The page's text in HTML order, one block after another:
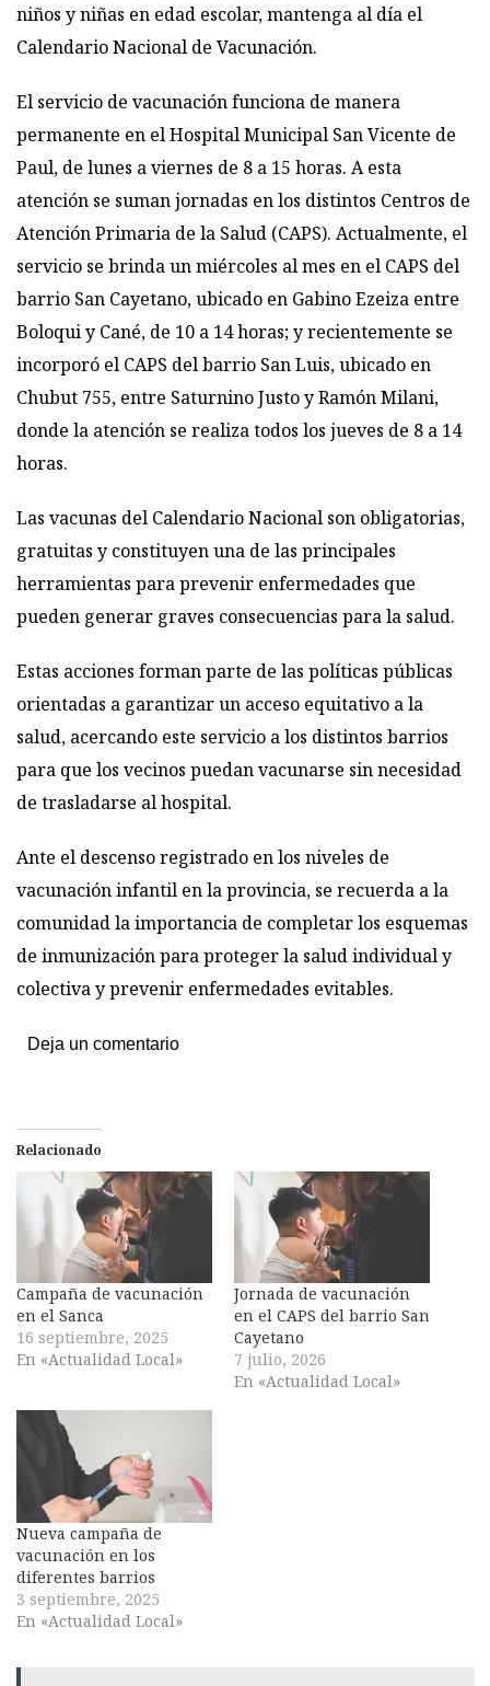
niños y niñas en edad escolar, mantenga al día el
Calendario Nacional de Vacunación.
El servicio de vacunación funciona de manera
permanente en el Hospital Municipal San Vicente de
Paul, de lunes a viernes de 8 a 15 horas. A esta
atención se suman jornadas en los distintos Centros de
Atención Primaria de la Salud (CAPS). Actualmente, el
servicio se brinda un miércoles al mes en el CAPS del
barrio San Cayetano, ubicado en Gabino Ezeiza entre
Boloqui y Cané, de 10 a 14 horas; y recientemente se
incorporó el CAPS del barrio San Luis, ubicado en
Chubut 755, entre Saturnino Justo y Ramón Milani,
donde la atención se realiza todos los jueves de 8 a 14
horas.
Las vacunas del Calendario Nacional son obligatorias,
gratuitas y constituyen una de las principales
herramientas para prevenir enfermedades que
pueden generar graves consecuencias para la salud.
Estas acciones forman parte de las políticas públicas
orientadas a garantizar un acceso equitativo a la
salud, acercando este servicio a los distintos barrios
para que los vecinos puedan vacunarse sin necesidad
de trasladarse al hospital.
Ante el descenso registrado en los niveles de
vacunación infantil en la provincia, se recuerda a la
comunidad la importancia de completar los esquemas
de inmunización para proteger la salud individual y
colectiva y prevenir enfermedades evitables.
Deja un comentario
Relacionado
Campaña de vacunación
en el Sanca
16 septiembre, 2025
En «Actualidad Local»
Jornada de vacunación
en el CAPS del barrio San
Cayetano
7 julio, 2026
En «Actualidad Local»
Nueva campaña de
vacunación en los
diferentes barrios
3 septiembre, 2025
En «Actualidad Local»